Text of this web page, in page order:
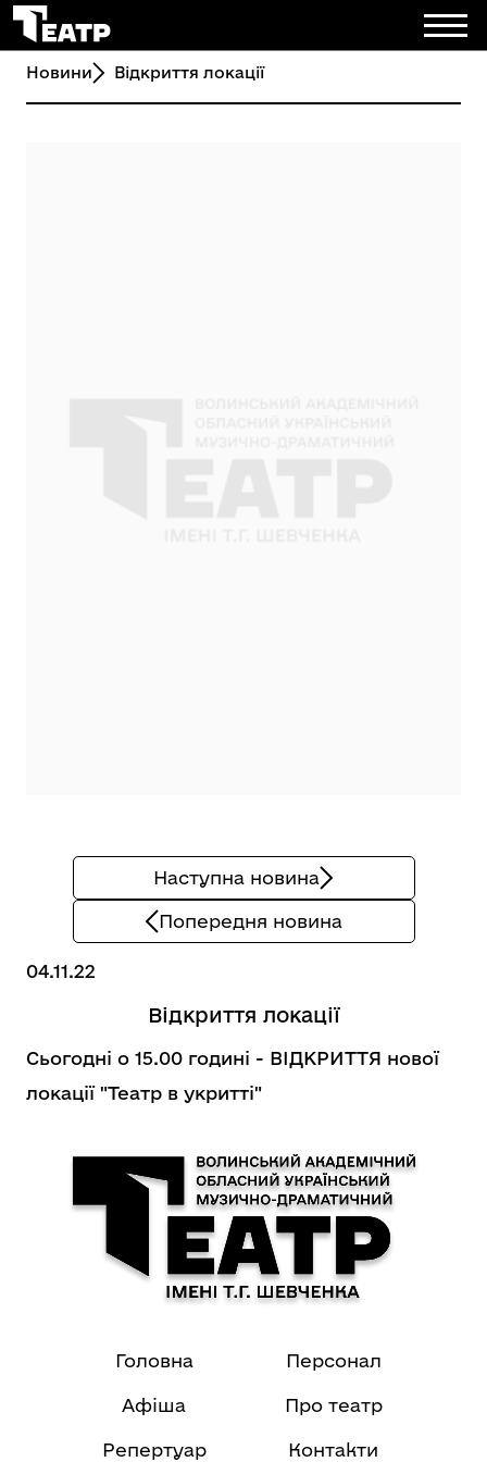
Новини Відкриття локації
Наступна новина
Попередня новина
04.11.22
Відкриття локації
Сьогодні о 15.00 годині - ВІДКРИТТЯ нової
локації "Театр в укритті"
Головна
Афіша
Репертуар
Персонал
Про театр
Контакти